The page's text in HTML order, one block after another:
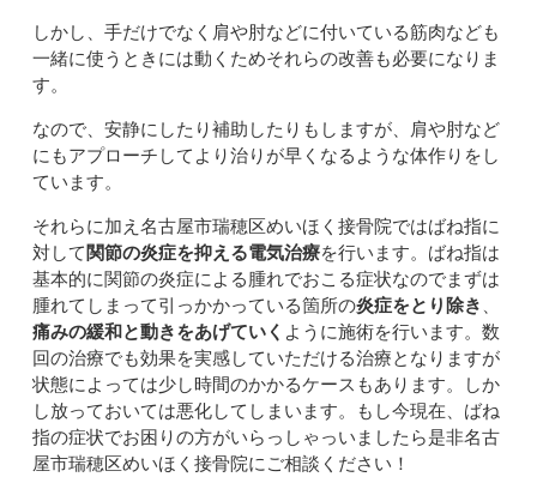
しかし、手だけでなく肩や肘などに付いている筋肉なども
一緒に使うときには動くためそれらの改善も必要になりま
す。
なので、安静にしたり補助したりもしますが、肩や肘など
にもアプローチしてより治りが早くなるような体作りをし
ています。
それらに加え名古屋市瑞穂区めいほく接骨院ではばね指に
対して 関節の炎症を抑える電気治療を行います。ばね指は
基本的に関節の炎症による腫れでおこる症状なのでまずは
腫れてしまって引っかかっている箇所の炎症をとり除き
痛みの緩和と動きをあげていく ように施術を行います。数
回の治療でも効果を実感していただける治療となりますが
状態によっては少し時間のかかるケースもあります。しか
し放っておいては悪化してしまいます。もし今現在、ばね
指の症状でお困りの方がいらっしゃっいましたら是非名古
屋市瑞穂区めいほく接骨院にご相談ください！